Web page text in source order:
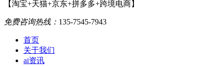
【淘宝+天猫+京东+拼多多+跨境电商】
免费咨询热线： 135-7545-7943
首页
关于我们
ai资讯